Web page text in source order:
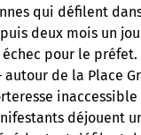
qui défilent
deux mois un
pour le préfet.
de la Place
déjouent